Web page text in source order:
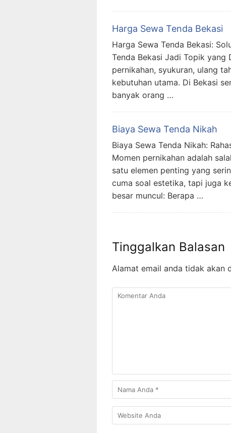
Harga Sewa Tenda Bekasi
Harga Sewa Tenda Bekasi:
Tenda Bekasi Jadi Topik yang
pernikahan, syukuran, ulang
kebutuhan utama. Di Bekasi
banyak orang …
Biaya Sewa Tenda Nikah
Biaya Sewa Tenda Nikah:
Momen pernikahan adalah
satu elemen penting yang
cuma soal estetika, tapi juga
besar muncul: Berapa …
Tinggalkan Balasan
Alamat email anda tidak akan